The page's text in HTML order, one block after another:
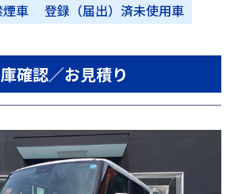
車 登録（届出）済未使用車
確認／お見積り